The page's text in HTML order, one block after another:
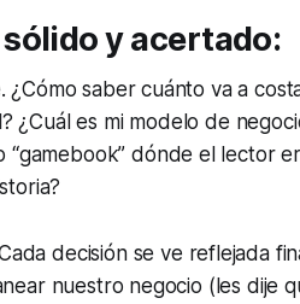
sólido y acertado:
¿Cómo saber cuánto va a
es mi modelo de
“gamebook” dónde el lector
decisión se ve reflejada
nuestro negocio (les dije